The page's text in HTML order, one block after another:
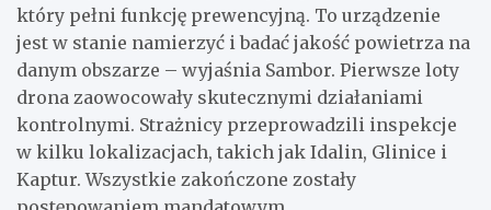
który pełni funkcję prewencyjną. To urządzenie
jest w stanie namierzyć i badać jakość powietrza na
danym obszarze – wyjaśnia Sambor. Pierwsze loty
drona zaowocowały skutecznymi działaniami
kontrolnymi. Strażnicy przeprowadzili inspekcje
w kilku lokalizacjach, takich jak Idalin, Glinice i
Kaptur. Wszystkie zakończone zostały